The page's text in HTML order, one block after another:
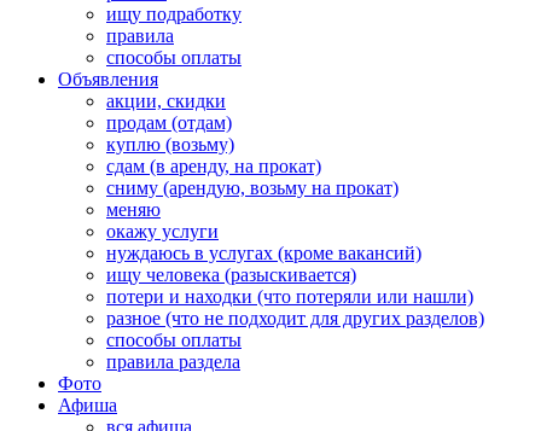
ищу подработку
правила
способы оплаты
Объявления
акции, скидки
продам (отдам)
куплю (возьму)
сдам (в аренду, на прокат)
сниму (арендую, возьму на прокат)
меняю
окажу услуги
нуждаюсь в услугах (кроме вакансий)
ищу человека (разыскивается)
потери и находки (что потеряли или нашли)
разное (что не подходит для других разделов)
способы оплаты
правила раздела
Фото
Афиша
вся афиша